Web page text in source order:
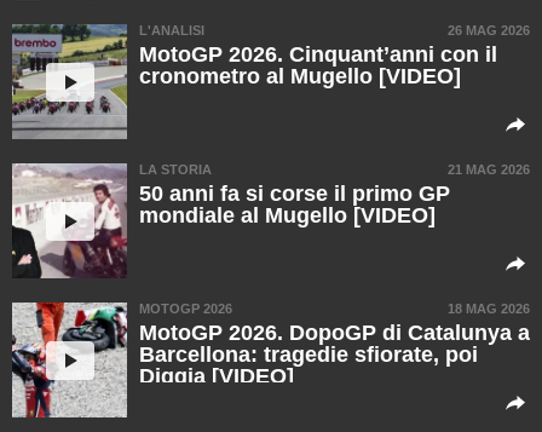
L'ANALISI 26 MAG 2026
MotoGP 2026. Cinquant’anni con il
cronometro al Mugello [VIDEO]
LA STORIA 21 MAG 2026
50 anni fa si corse il primo GP
mondiale al Mugello [VIDEO]
MOTOGP 2026 18 MAG 2026
MotoGP 2026. DopoGP di Catalunya a
Barcellona: tragedie sfiorate, poi
Diggia [VIDEO]